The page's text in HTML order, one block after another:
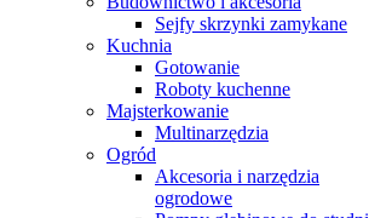
Sejfy skrzynki zamykane
Kuchnia
Gotowanie
Roboty kuchenne
Majsterkowanie
Multinarzędzia
Ogród
Akcesoria i narzędzia
ogrodowe